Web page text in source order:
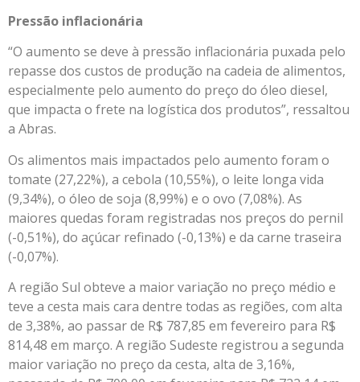
Pressão inflacionária
“O aumento se deve à pressão inflacionária puxada pelo
repasse dos custos de produção na cadeia de alimentos,
especialmente pelo aumento do preço do óleo diesel,
que impacta o frete na logística dos produtos”, ressaltou
a Abras.
Os alimentos mais impactados pelo aumento foram o
tomate (27,22%), a cebola (10,55%), o leite longa vida
(9,34%), o óleo de soja (8,99%) e o ovo (7,08%). As
maiores quedas foram registradas nos preços do pernil
(-0,51%), do açúcar refinado (-0,13%) e da carne traseira
(-0,07%).
A região Sul obteve a maior variação no preço médio e
teve a cesta mais cara dentre todas as regiões, com alta
de 3,38%, ao passar de R$ 787,85 em fevereiro para R$
814,48 em março. A região Sudeste registrou a segunda
maior variação no preço da cesta, alta de 3,16%,